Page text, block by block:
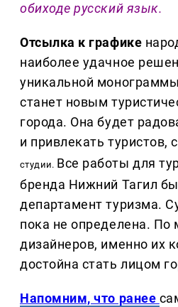
обиходе русский язык.
Отсылка к графике
наиболее удачное
уникальной
станет новым
города. Она будет
и привлекать туристов,
студии. Все работы для
бренда Нижний Тагил
департамент туризма.
пока не определена.
дизайнеров, именно их
достойна стать лицом
Напомним, что ранее